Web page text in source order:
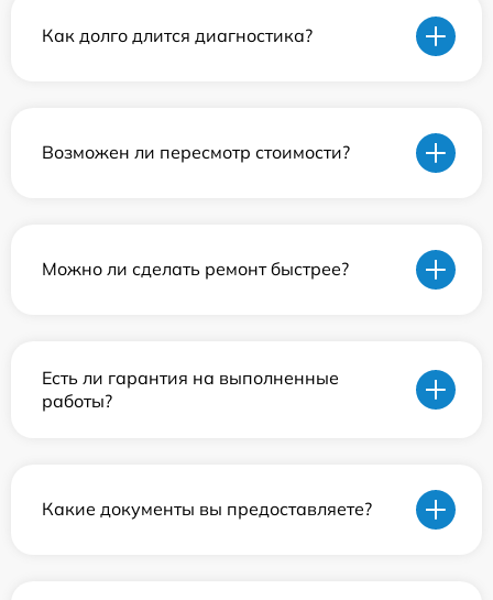
Как долго длится диагностика?
Возможен ли пересмотр стоимости?
Можно ли сделать ремонт быстрее?
Есть ли гарантия на выполненные
работы?
Какие документы вы предоставляете?